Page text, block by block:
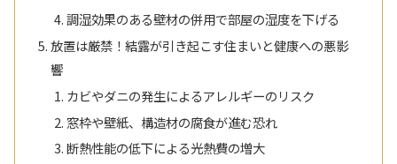
調湿効果のある壁材の併用で部屋の湿度を下げる
放置は厳禁！結露が引き起こす住まいと健康への悪影
響
カビやダニの発生によるアレルギーのリスク
窓枠や壁紙、構造材の腐食が進む恐れ
断熱性能の低下による光熱費の増大